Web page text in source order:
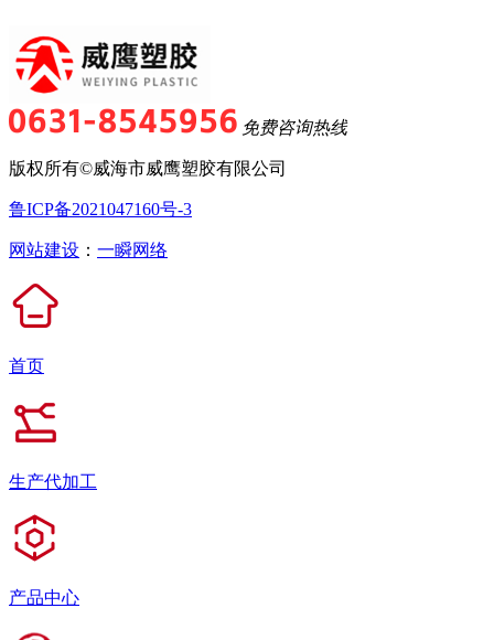
免费咨询热线
版权所有©威海市威鹰塑胶有限公司
鲁ICP备2021047160号-3
网站建设 ： 一瞬网络
首页
生产代加工
产品中心